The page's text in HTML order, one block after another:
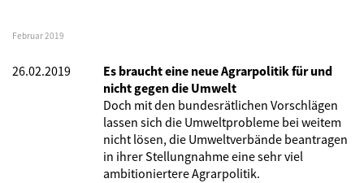
Februar 2019
26.02.2019
Es braucht eine neue Agrarpolitik für und
nicht gegen die Umwelt
Doch mit den bundesrätlichen Vorschlägen
lassen sich die Umweltprobleme bei weitem
nicht lösen, die Umweltverbände beantragen
in ihrer Stellungnahme eine sehr viel
ambitioniertere Agrarpolitik.